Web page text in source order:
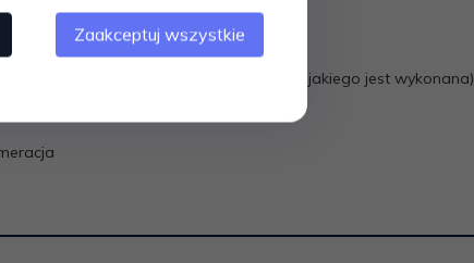
kołków montażowych. .
wieszak ( grubość ściany i materiału z jakiego jest wykonana)
Zaakceptuj wszystkie